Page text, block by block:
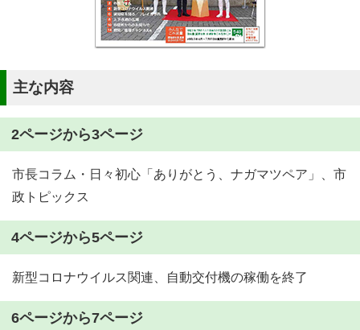
主な内容
2ページから3ページ
市長コラム・日々初心「ありがとう、ナガマツペア」、市
政トピックス
4ページから5ページ
新型コロナウイルス関連、自動交付機の稼働を終了
6ページから7ページ